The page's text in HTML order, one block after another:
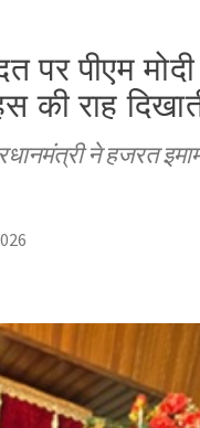
पर पीएम
राह
ने हजरत